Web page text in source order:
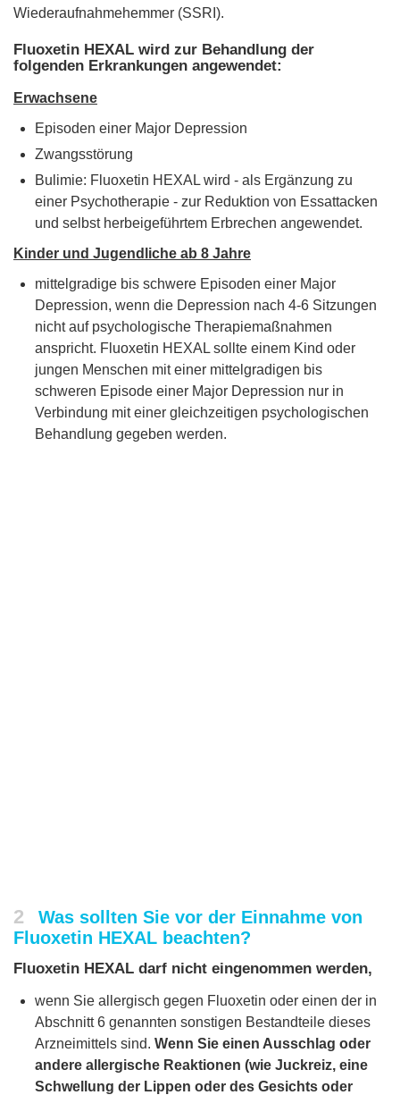
Wiederaufnahmehemmer (SSRI).
Fluoxetin HEXAL wird zur Behandlung der
folgenden Erkrankungen angewendet:
Erwachsene
Episoden einer Major Depression
Zwangsstörung
Bulimie: Fluoxetin HEXAL wird - als Ergänzung zu
einer Psychotherapie - zur Reduktion von Essattacken
und selbst herbeigeführtem Erbrechen angewendet.
Kinder und Jugendliche ab 8 Jahre
mittelgradige bis schwere Episoden einer Major
Depression, wenn die Depression nach 4-6 Sitzungen
nicht auf psychologische Therapiemaßnahmen
anspricht. Fluoxetin HEXAL sollte einem Kind oder
jungen Menschen mit einer mittelgradigen bis
schweren Episode einer Major Depression nur in
Verbindung mit einer gleichzeitigen psychologischen
Behandlung gegeben werden.
2
Was sollten Sie vor der Einnahme von
Fluoxetin HEXAL beachten?
Fluoxetin HEXAL darf nicht eingenommen werden,
wenn Sie allergisch gegen Fluoxetin oder einen der in
Abschnitt 6 genannten sonstigen Bestandteile dieses
Arzneimittels sind. Wenn Sie einen Ausschlag oder
andere allergische Reaktionen (wie Juckreiz, eine
Schwellung der Lippen oder des Gesichts oder